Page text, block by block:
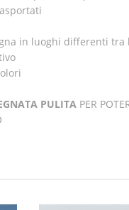
in luoghi differenti tra
PULITA PER